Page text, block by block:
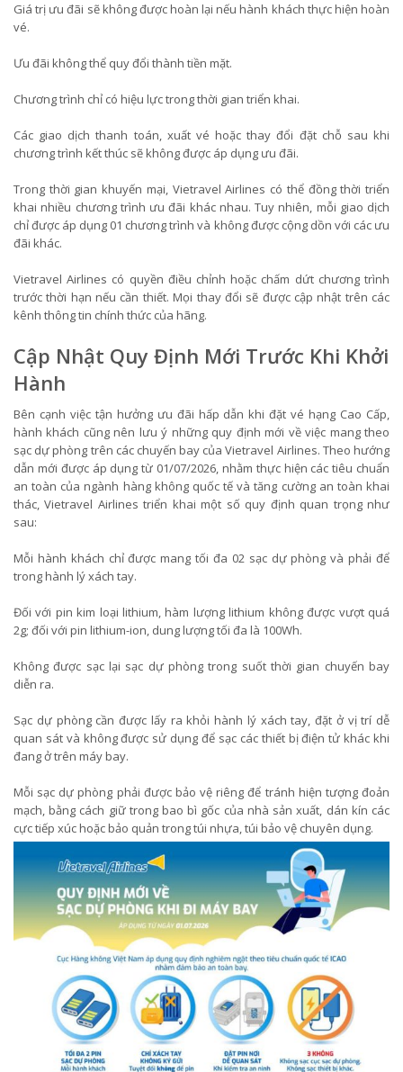
Giá trị ưu đãi sẽ không được hoàn lại nếu hành khách thực hiện hoàn
vé.
Ưu đãi không thể quy đổi thành tiền mặt.
Chương trình chỉ có hiệu lực trong thời gian triển khai.
Các giao dịch thanh toán, xuất vé hoặc thay đổi đặt chỗ sau khi
chương trình kết thúc sẽ không được áp dụng ưu đãi.
Trong thời gian khuyến mại, Vietravel Airlines có thể đồng thời triển
khai nhiều chương trình ưu đãi khác nhau. Tuy nhiên, mỗi giao dịch
chỉ được áp dụng 01 chương trình và không được cộng dồn với các ưu
đãi khác.
Vietravel Airlines có quyền điều chỉnh hoặc chấm dứt chương trình
trước thời hạn nếu cần thiết. Mọi thay đổi sẽ được cập nhật trên các
kênh thông tin chính thức của hãng.
Cập Nhật Quy Định Mới Trước Khi Khởi
Hành
Bên cạnh việc tận hưởng ưu đãi hấp dẫn khi đặt vé hạng Cao Cấp,
hành khách cũng nên lưu ý những quy định mới về việc mang theo
sạc dự phòng trên các chuyến bay của Vietravel Airlines. Theo hướng
dẫn mới được áp dụng từ 01/07/2026, nhằm thực hiện các tiêu chuẩn
an toàn của ngành hàng không quốc tế và tăng cường an toàn khai
thác, Vietravel Airlines triển khai một số quy định quan trọng như
sau:
Mỗi hành khách chỉ được mang tối đa 02 sạc dự phòng và phải để
trong hành lý xách tay.
Đối với pin kim loại lithium, hàm lượng lithium không được vượt quá
2g; đối với pin lithium-ion, dung lượng tối đa là 100Wh.
Không được sạc lại sạc dự phòng trong suốt thời gian chuyến bay
diễn ra.
Sạc dự phòng cần được lấy ra khỏi hành lý xách tay, đặt ở vị trí dễ
quan sát và không được sử dụng để sạc các thiết bị điện tử khác khi
đang ở trên máy bay.
Mỗi sạc dự phòng phải được bảo vệ riêng để tránh hiện tượng đoản
mạch, bằng cách giữ trong bao bì gốc của nhà sản xuất, dán kín các
cực tiếp xúc hoặc bảo quản trong túi nhựa, túi bảo vệ chuyên dụng.